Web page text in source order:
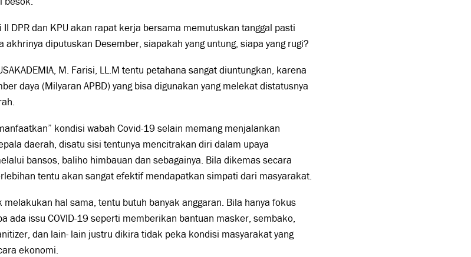
DPR dan KPU akan rapat kerja bersama memutuskan tanggal pasti
akhrinya diputuskan Desember, siapakah yang untung, siapa yang rugi?
M. Farisi, LL.M tentu petahana sangat diuntungkan, karena
daya (Milyaran APBD) yang bisa digunakan yang melekat distatusnya
kondisi wabah Covid-19 selain memang menjalankan
daerah, disatu sisi tentunya mencitrakan diri dalam upaya
bansos, baliho himbauan dan sebagainya. Bila dikemas secara
tentu akan sangat efektif mendapatkan simpati dari masyarakat.
melakukan hal sama, tentu butuh banyak anggaran. Bila hanya fokus
ada issu COVID-19 seperti memberikan bantuan masker, sembako,
dan lain- lain justru dikira tidak peka kondisi masyarakat yang
ekonomi.